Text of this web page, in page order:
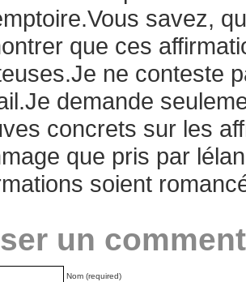
savez,
que ces
ne conteste
demande
concrets sur les
que pris par
soient
un
Nom (required)